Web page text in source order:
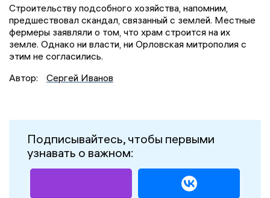
Строительству подсобного хозяйства, напомним,
предшествовал скандал, связанный с землей. Местные
фермеры заявляли о том, что храм строится на их
земле. Однако ни власти, ни Орловская митрополия с
этим не согласились.
Автор:
Сергей Иванов
Подписывайтесь, чтобы первыми
узнавать о важном: